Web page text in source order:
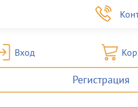
Вход
Регистрация